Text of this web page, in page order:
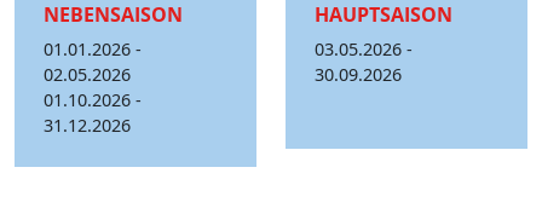
NEBENSAISON
01.01.2026 -
02.05.2026
01.10.2026 -
31.12.2026
HAUPTSAISON
03.05.2026 -
30.09.2026